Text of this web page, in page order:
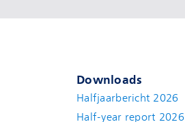
Downloads
Halfjaarbericht 2026
Half-year report 2026